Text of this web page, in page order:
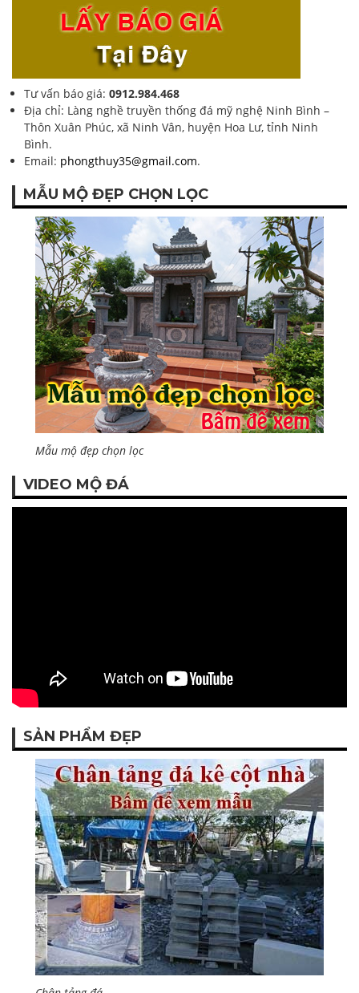
Tư vấn báo giá: 0912.984.468
Địa chỉ: Làng nghề truyền thống đá mỹ nghệ Ninh Bình –
Thôn Xuân Phúc, xã Ninh Vân, huyện Hoa Lư, tỉnh Ninh
Bình.
Email: phongthuy35@gmail.com.
MẪU MỘ ĐẸP CHỌN LỌC
Mẫu mộ đẹp chọn lọc
VIDEO MỘ ĐÁ
SẢN PHẨM ĐẸP